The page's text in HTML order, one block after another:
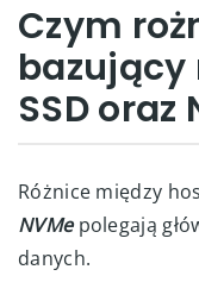
Czym
bazujący
SSD oraz
Różnice między
NVMe polegają
danych.